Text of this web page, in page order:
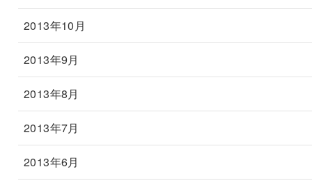
2013年10月
2013年9月
2013年8月
2013年7月
2013年6月